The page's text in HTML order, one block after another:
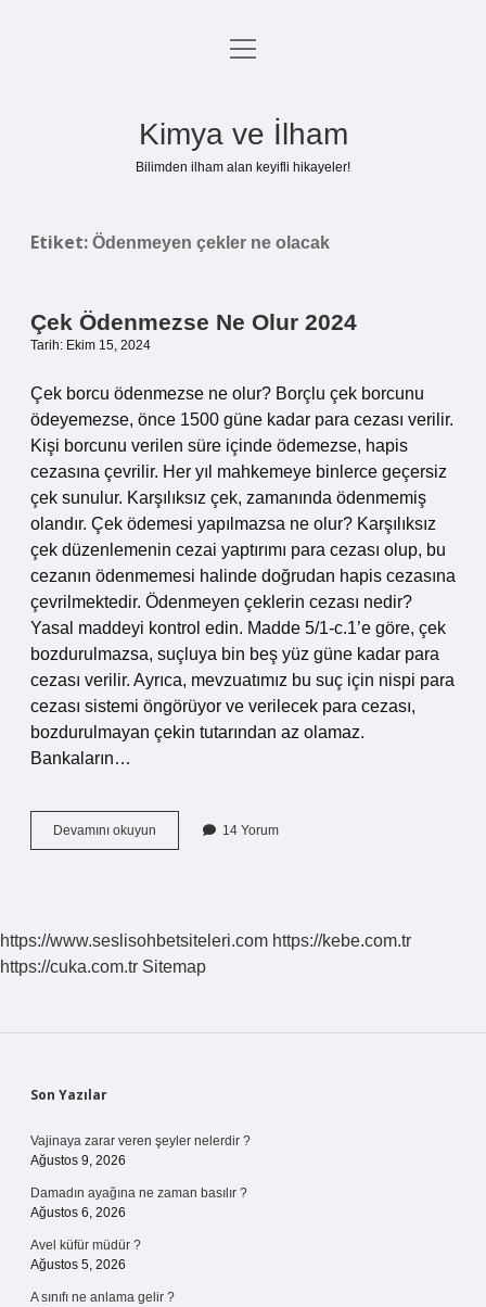
Anasayfa
menüyü
Kimya ve İlham
Bilimden ilham alan keyifli hikayeler!
Etiket: Ödenmeyen çekler ne olacak
Çek Ödenmezse Ne Olur 2024
Tarih: Ekim 15, 2024
Çek borcu ödenmezse ne olur? Borçlu çek borcunu
ödeyemezse, önce 1500 güne kadar para cezası verilir.
Kişi borcunu verilen süre içinde ödemezse, hapis
cezasına çevrilir. Her yıl mahkemeye binlerce geçersiz
çek sunulur. Karşılıksız çek, zamanında ödenmemiş
olandır. Çek ödemesi yapılmazsa ne olur? Karşılıksız
çek düzenlemenin cezai yaptırımı para cezası olup, bu
cezanın ödenmemesi halinde doğrudan hapis cezasına
çevrilmektedir. Ödenmeyen çeklerin cezası nedir?
Yasal maddeyi kontrol edin. Madde 5/1-c.1’e göre, çek
bozdurulmazsa, suçluya bin beş yüz güne kadar para
cezası verilir. Ayrıca, mevzuatımız bu suç için nispi para
cezası sistemi öngörüyor ve verilecek para cezası,
bozdurulmayan çekin tutarından az olamaz.
Bankaların…
Devamını okuyun
Ödenmezse
14 Yorum
https://www.seslisohbetsiteleri.com https://kebe.com.tr
https://cuka.com.tr Sitemap
Sidebar
Son Yazılar
Vajinaya zarar veren şeyler nelerdir ?
Ağustos 9, 2026
Damadın ayağına ne zaman basılır ?
Ağustos 6, 2026
Avel küfür müdür ?
Ağustos 5, 2026
A sınıfı ne anlama gelir ?